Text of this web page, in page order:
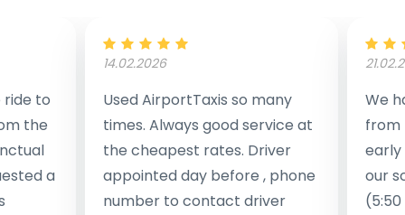
to
the
a
14.02.2026
Used AirportTaxis so many
times. Always good service at
the cheapest rates. Driver
appointed day before , phone
number to contact driver
We
from
early
our